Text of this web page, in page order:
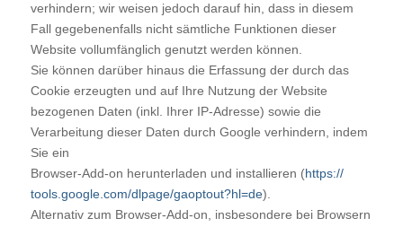
verhindern; wir weisen jedoch darauf hin, dass in diesem
Fall gegebenenfalls nicht sämtliche Funktionen dieser
Website vollumfänglich genutzt werden können.
Sie können darüber hinaus die Erfassung der durch das
Cookie erzeugten und auf Ihre Nutzung der Website
bezogenen Daten (inkl. Ihrer IP-Adresse) sowie die
Verarbeitung dieser Daten durch Google verhindern, indem
Sie ein
Browser-Add-on herunterladen und installieren (https://
tools.google.com/dlpage/gaoptout?hl=de).
Alternativ zum Browser-Add-on, insbesondere bei Browsern